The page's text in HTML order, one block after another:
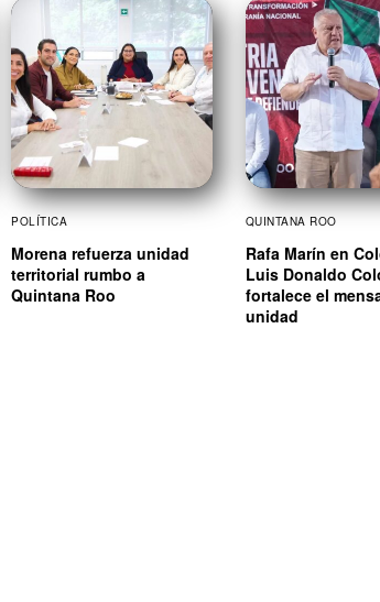
POLÍTICA
Morena refuerza unidad
territorial rumbo a
Quintana Roo
QUINTANA ROO
Rafa Marín en
Luis Donaldo
fortalece el
unidad